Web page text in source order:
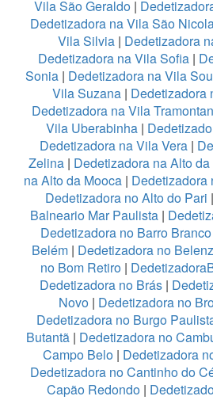
Vila São Geraldo|
Dedetizadora na Vila São
Vila Silvia | Dedetizadora
Dedetizadora na Vila Sofia|
Sonia | Dedetizadora na Vila
Vila Suzana| Dedetizadora
Dedetizadora na Vila
Vila Uberabinha|
Dedetizadora na Vila Vera|
Zelina| Dedetizadora na Alto
na Alto da Mooca | Dedetizadora
Dedetizadora no Alto do Pari |
Balneario Mar Paulista|
Dedetizadora no Barro Branco
Belém| Dedetizadora no
no Bom Retiro |
Dedetizadora no Brás |
Novo| Dedetizadora no
Dedetizadora no Burgo
Butantã| Dedetizadora no
Campo Belo | Dedetizadora
Dedetizadora no Cantinho do
Capão Redondo|